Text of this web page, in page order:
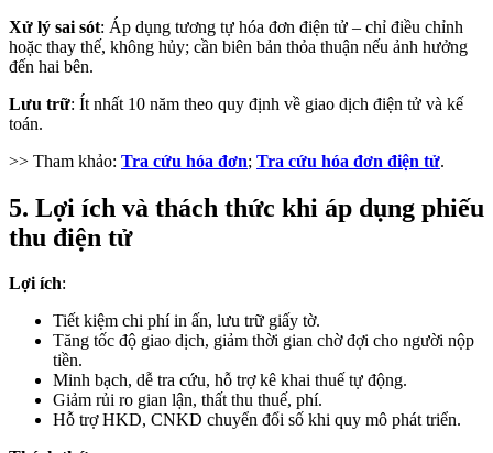
Xử lý sai sót: Áp dụng tương tự hóa đơn điện tử – chỉ điều chỉnh
hoặc thay thế, không hủy; cần biên bản thỏa thuận nếu ảnh hưởng
đến hai bên.
Lưu trữ: Ít nhất 10 năm theo quy định về giao dịch điện tử và kế
toán.
>> Tham khảo: Tra cứu hóa đơn; Tra cứu hóa đơn điện tử.
5. Lợi ích và thách thức khi áp dụng phiếu
thu điện tử
Lợi ích:
Tiết kiệm chi phí in ấn, lưu trữ giấy tờ.
Tăng tốc độ giao dịch, giảm thời gian chờ đợi cho người nộp
tiền.
Minh bạch, dễ tra cứu, hỗ trợ kê khai thuế tự động.
Giảm rủi ro gian lận, thất thu thuế, phí.
Hỗ trợ HKD, CNKD chuyển đổi số khi quy mô phát triển.